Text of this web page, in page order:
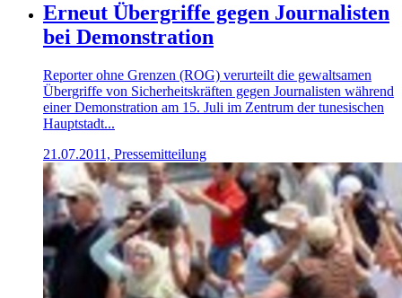
Erneut Übergriffe gegen Journalisten
bei Demonstration
Reporter ohne Grenzen (ROG) verurteilt die gewaltsamen
Übergriffe von Sicherheitskräften gegen Journalisten während
einer Demonstration am 15. Juli im Zentrum der tunesischen
Hauptstadt...
21.07.2011, Pressemitteilung